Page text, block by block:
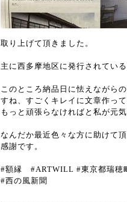
取り上げて頂きました。
主に西多摩地区に発行されてい
このところ納品日に怯えながら
すね、すごくキレイに文章作って
もっと頑張らなければと私が元気
なんだか最近色々な方に助けて頂
感謝です。
#額縁 #ARTWILL #東京都瑞穂
#西の風新聞